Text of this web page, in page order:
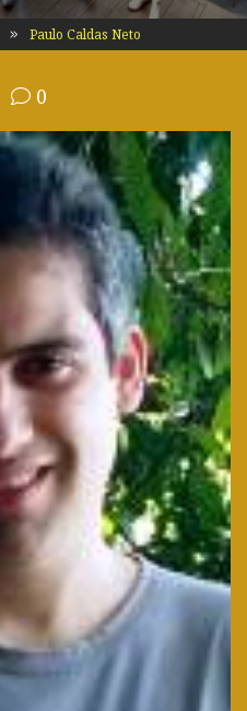
Paulo Caldas Neto
0